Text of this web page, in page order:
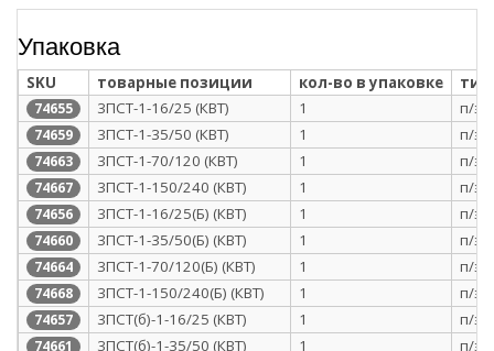
Упаковка
SKU товарные позиции кол-во в упаковке тип
74655 3ПСТ-1-16/25 (КВТ) 1 п/э
74659 3ПСТ-1-35/50 (КВТ) 1 п/э
74663 3ПСТ-1-70/120 (КВТ) 1 п/э
74667 3ПСТ-1-150/240 (КВТ) 1 п/э
74656 3ПСТ-1-16/25(Б) (КВТ) 1 п/э
74660 3ПСТ-1-35/50(Б) (КВТ) 1 п/э
74664 3ПСТ-1-70/120(Б) (КВТ) 1 п/э
74668 3ПСТ-1-150/240(Б) (КВТ) 1 п/э
74657 3ПСТ(б)-1-16/25 (КВТ) 1 п/э
74661 3ПСТ(б)-1-35/50 (КВТ) 1 п/э